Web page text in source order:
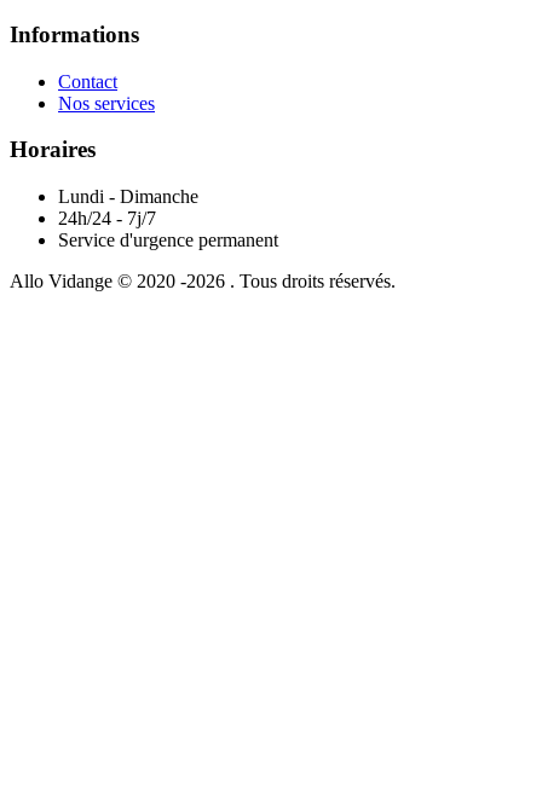
Informations
Contact
Nos services
Horaires
Lundi - Dimanche
24h/24 - 7j/7
Service d'urgence permanent
Allo Vidange © 2020 -2026 . Tous droits réservés.